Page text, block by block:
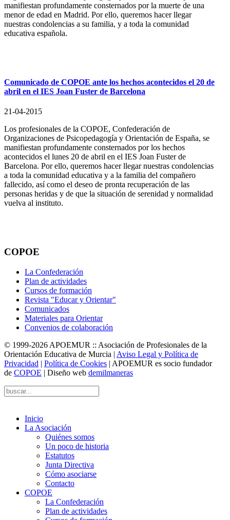
manifiestan profundamente consternados por la muerte de una
menor de edad en Madrid. Por ello, queremos hacer llegar
nuestras condolencias a su familia, y a toda la comunidad
educativa española.
Comunicado de COPOE ante los hechos acontecidos el 20 de
abril en el IES Joan Fuster de Barcelona
21-04-2015
Los profesionales de la COPOE, Confederación de
Organizaciones de Psicopedagogía y Orientación de España, se
manifiestan profundamente consternados por los hechos
acontecidos el lunes 20 de abril en el IES Joan Fuster de
Barcelona. Por ello, queremos hacer llegar nuestras condolencias
a toda la comunidad educativa y a la familia del compañero
fallecido, así como el deseo de pronta recuperación de las
personas heridas y de que la situación de serenidad y normalidad
vuelva al instituto.
COPOE
La Confederación
Plan de actividades
Cursos de formación
Revista "Educar y Orientar"
Comunicados
Materiales para Orientar
Convenios de colaboración
© 1999-2026 APOEMUR :: Asociación de Profesionales de la
Orientación Educativa de Murcia | Aviso Legal y Política de
Privacidad | Política de Cookies | APOEMUR es socio fundador
de COPOE | Diseño web demilmaneras
Inicio
La Asociación
Quiénes somos
Un poco de historia
Estatutos
Junta Directiva
Cómo asociarse
Contacto
COPOE
La Confederación
Plan de actividades